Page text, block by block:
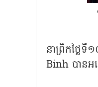
នាព្រឹកថ្ងៃ
Binh បានអ